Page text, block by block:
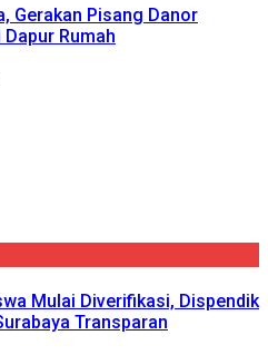
Gerakan Pisang Danor
Rumah
Mulai Diverifikasi, Dispendik
Transparan